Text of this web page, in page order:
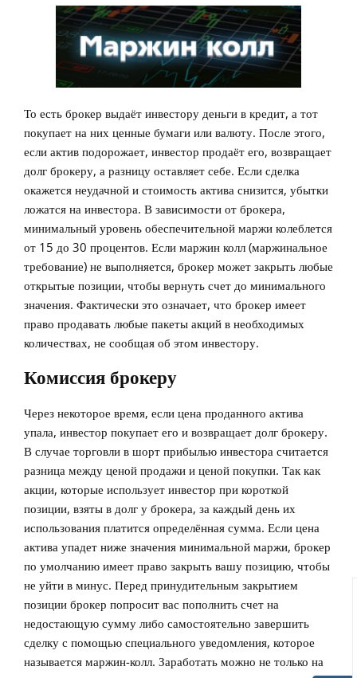
То есть брокер выдаёт инвестору деньги в кредит, а тот
покупает на них ценные бумаги или валюту. После этого,
если актив подорожает, инвестор продаёт его, возвращает
долг брокеру, а разницу оставляет себе. Если сделка
окажется неудачной и стоимость актива снизится, убытки
ложатся на инвестора. В зависимости от брокера,
минимальный уровень обеспечительной маржи колеблется
от 15 до 30 процентов. Если маржин колл (маржинальное
требование) не выполняется, брокер может закрыть любые
открытые позиции, чтобы вернуть счет до минимального
значения. Фактически это означает, что брокер имеет
право продавать любые пакеты акций в необходимых
количествах, не сообщая об этом инвестору.
Комиссия брокеру
Через некоторое время, если цена проданного актива
упала, инвестор покупает его и возвращает долг брокеру.
В случае торговли в шорт прибылью инвестора считается
разница между ценой продажи и ценой покупки. Так как
акции, которые использует инвестор при короткой
позиции, взяты в долг у брокера, за каждый день их
использования платится определённая сумма. Если цена
актива упадет ниже значения минимальной маржи, брокер
по умолчанию имеет право закрыть вашу позицию, чтобы
не уйти в минус. Перед принудительным закрытием
позиции брокер попросит вас пополнить счет на
недостающую сумму либо самостоятельно завершить
сделку с помощью специального уведомления, которое
называется маржин-колл. Заработать можно не только на